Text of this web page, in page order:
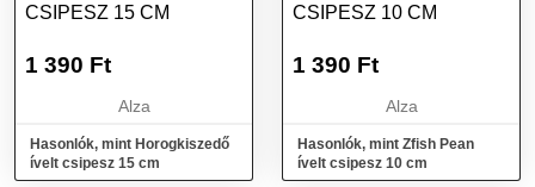
CSIPESZ 15 CM
1 390 Ft
Alza
Hasonlók, mint Horogkiszedő
ívelt csipesz 15 cm
CSIPESZ 10 CM
1 390 Ft
Alza
Hasonlók, mint Zfish Pean
ívelt csipesz 10 cm